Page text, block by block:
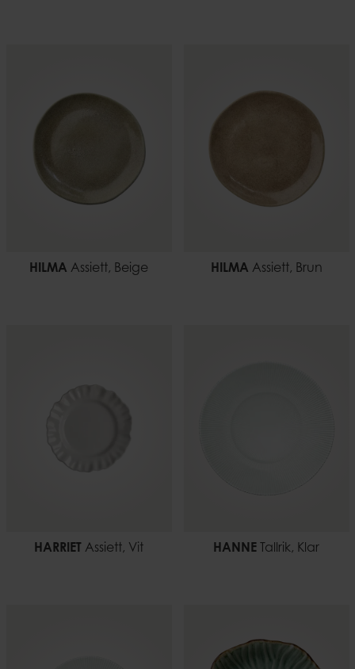
HILMA Assiett, Beige HILMA Assiett, Brun
HARRIET Assiett, Vit HANNE Tallrik, Klar